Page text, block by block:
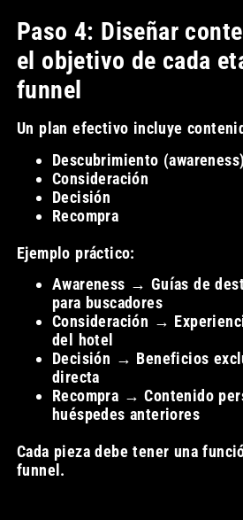
Paso 4: Diseñar
el objetivo de cada
funnel
Un plan efectivo incluye
Descubrimiento (awareness)
Consideración
Decisión
Recompra
Ejemplo práctico:
Awareness → Guías de
para buscadores
Consideración →
del hotel
Decisión → Beneficios
directa
Recompra → Contenido
huéspedes anteriores
Cada pieza debe tener una
funnel.